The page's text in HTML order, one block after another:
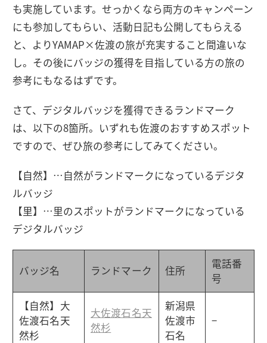
も実施しています。せっかくなら両方のキャンペーン
にも参加してもらい、活動日記も公開してもらえる
と、よりYAMAP×佐渡の旅が充実すること間違いな
し。その後にバッジの獲得を目指している方の旅の
参考にもなるはずです。
さて、デジタルバッジを獲得できるランドマーク
は、以下の8箇所。いずれも佐渡のおすすめスポット
ですので、ぜひ旅の参考にしてみてください。
【自然】…自然がランドマークになっているデジタ
ルバッジ
【里】…里のスポットがランドマークになっている
デジタルバッジ
バッジ名 ランドマーク 住所
電話番
号
【自然】大
佐渡石名天
然杉
大佐渡石名天
然杉
新潟県
佐渡市
石名
−